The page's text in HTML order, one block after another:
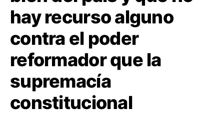
hay recurso alguno
contra el poder
reformador que la
supremacía
constitucional